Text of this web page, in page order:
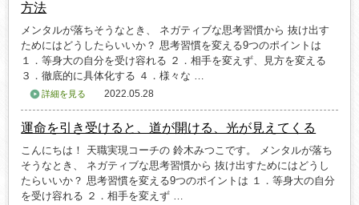
方法
メンタルが落ちそうなとき、 ネガティブな思考習慣から 抜け出す
ためにはどうしたらいいか？ 思考習慣を変える9つのポイントは
１．等身大の自分を受け容れる ２．相手を変えず、見方を変える
３．徹底的に具体化する ４．様々な …
詳細を見る 2022.05.28
運命を引き受けると、道が開ける、光が見えてくる
こんにちは！ 天職実現コーチの 鈴木みつこです。 メンタルが落ち
そうなとき、 ネガティブな思考習慣から 抜け出すためにはどうし
たらいいか？ 思考習慣を変える9つのポイントは １．等身大の自分
を受け容れる ２．相手を変えず …